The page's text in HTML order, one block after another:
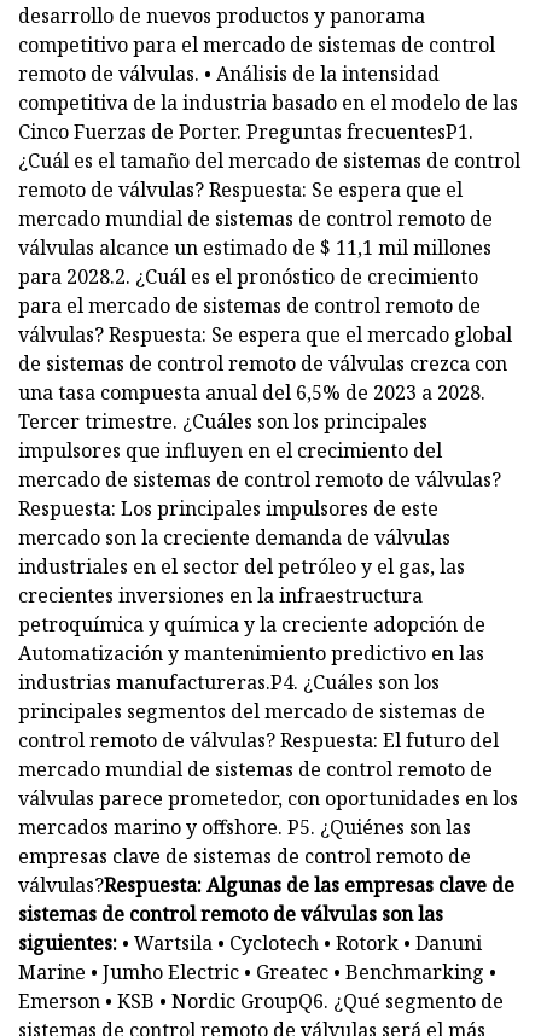
desarrollo de nuevos productos y panorama
competitivo para el mercado de sistemas de control
remoto de válvulas. • Análisis de la intensidad
competitiva de la industria basado en el modelo de las
Cinco Fuerzas de Porter. Preguntas frecuentesP1.
¿Cuál es el tamaño del mercado de sistemas de control
remoto de válvulas? Respuesta: Se espera que el
mercado mundial de sistemas de control remoto de
válvulas alcance un estimado de $ 11,1 mil millones
para 2028.2. ¿Cuál es el pronóstico de crecimiento
para el mercado de sistemas de control remoto de
válvulas? Respuesta: Se espera que el mercado global
de sistemas de control remoto de válvulas crezca con
una tasa compuesta anual del 6,5% de 2023 a 2028.
Tercer trimestre. ¿Cuáles son los principales
impulsores que influyen en el crecimiento del
mercado de sistemas de control remoto de válvulas?
Respuesta: Los principales impulsores de este
mercado son la creciente demanda de válvulas
industriales en el sector del petróleo y el gas, las
crecientes inversiones en la infraestructura
petroquímica y química y la creciente adopción de
Automatización y mantenimiento predictivo en las
industrias manufactureras.P4. ¿Cuáles son los
principales segmentos del mercado de sistemas de
control remoto de válvulas? Respuesta: El futuro del
mercado mundial de sistemas de control remoto de
válvulas parece prometedor, con oportunidades en los
mercados marino y offshore. P5. ¿Quiénes son las
empresas clave de sistemas de control remoto de
válvulas?Respuesta: Algunas de las empresas clave de
sistemas de control remoto de válvulas son las
siguientes: • Wartsila • Cyclotech • Rotork • Danuni
Marine • Jumho Electric • Greatec • Benchmarking •
Emerson • KSB • Nordic GroupQ6. ¿Qué segmento de
sistemas de control remoto de válvulas será el más